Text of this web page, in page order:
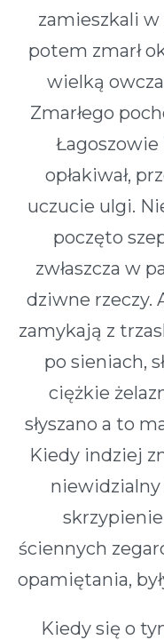
zamieszkali w
potem zmarł
wielką
Zmarłego
opłakiwał,
uczucie ulgi.
poczęto
zwłaszcza w
dziwne rzeczy.
zamykają z
po sieniach,
ciężkie
słyszano a to
Kiedy indziej
ściennych
opamiętania,
Kiedy się o